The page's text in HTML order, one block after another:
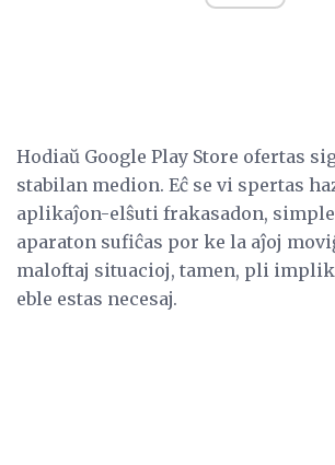
Hodiaŭ Google Play Store ofertas
stabilan medion. Eĉ se vi spertas
aplikaĵon-elŝuti frakasadon,
aparaton sufiĉas por ke la aĵoj
maloftaj situacioj, tamen, pli
eble estas necesaj.